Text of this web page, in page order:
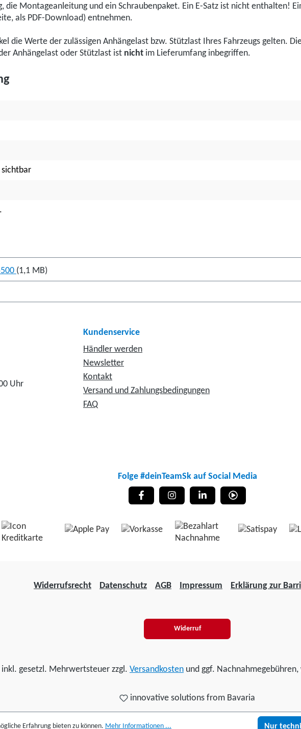
die Montageanleitung und ein Schraubenpaket. Ein E-Satz ist nicht enthalten!
als PDF-Download) entnehmen.
die Werte der zulässigen Anhängelast bzw. Stützlast Ihres Fahrzeugs gelten.
Anhängelast oder Stützlast ist nicht im Lieferumfang inbegriffen.
sichtbar
(1,1 MB)
Uhr
Kundenservice
Händler werden
Newsletter
Kontakt
Versand und Zahlungsbedingungen
FAQ
Folge #deinTeamSk auf Social Media
Widerrufsrecht Datenschutz AGB Impressum Erklärung zur
Widerruf
inkl. gesetzl. Mehrwertsteuer zzgl. Versandkosten und ggf.
innovative solutions from Bavaria
Erfahrung bieten zu können. Mehr Informationen ... Nur